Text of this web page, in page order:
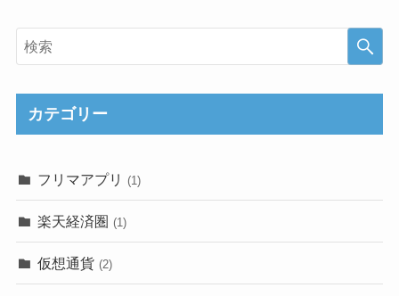
カテゴリー
フリマアプリ (1)
楽天経済圏 (1)
仮想通貨 (2)